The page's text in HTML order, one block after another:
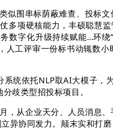
围串标荫蔽难查、投标
多项硬核能力，丰硕聪慧
数字化升级持续赋能…环
工评审一份标书动辄数
依托NLP取AI大模子，
歧类型招投标项目。
企业天分、人员消息、
异协同发力。颠末实和打磨